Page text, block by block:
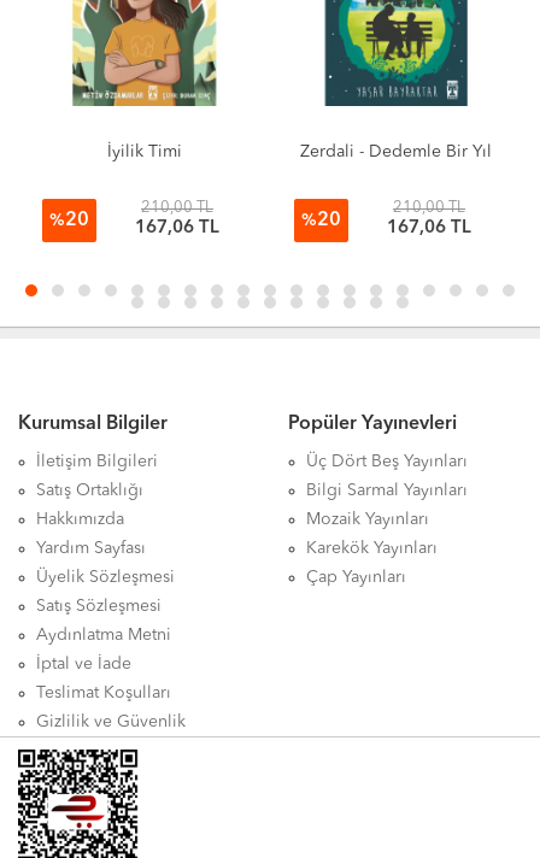
İyilik Timi
%20
210,00 TL
167,06 TL
Zerdali - Dedemle Bir Yıl
%20
210,00 TL
167,06 TL
Kurumsal Bilgiler
İletişim Bilgileri
Satış Ortaklığı
Hakkımızda
Yardım Sayfası
Üyelik Sözleşmesi
Satış Sözleşmesi
Aydınlatma Metni
İptal ve İade
Teslimat Koşulları
Gizlilik ve Güvenlik
Popüler Yayınevleri
Üç Dört Beş Yayınları
Bilgi Sarmal Yayınları
Mozaik Yayınları
Karekök Yayınları
Çap Yayınları